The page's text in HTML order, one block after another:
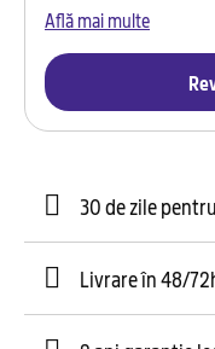
Află mai multe
30 de zile
Livrare în 48/